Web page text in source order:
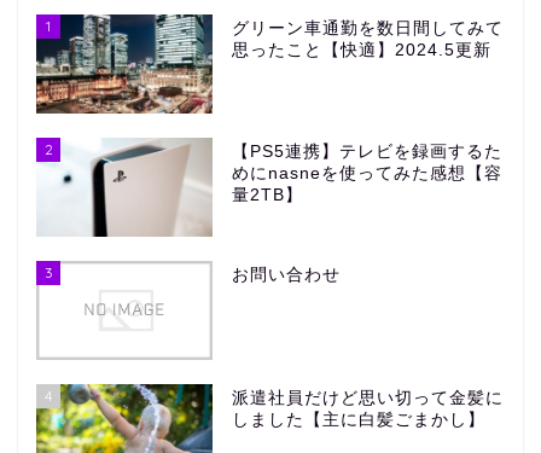
1
グリーン車通勤を数日間してみて
思ったこと【快適】2024.5更新
2
【PS5連携】テレビを録画するた
めにnasneを使ってみた感想【容
量2TB】
3 お問い合わせ
4
派遣社員だけど思い切って金髪に
しました【主に白髪ごまかし】